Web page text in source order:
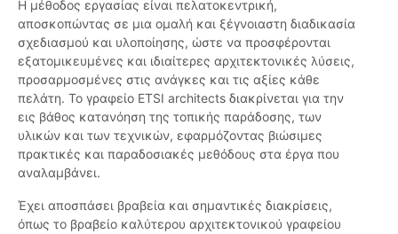
Η μέθοδος εργασίας είναι πελατοκεντρική,
αποσκοπώντας σε μια ομαλή και ξέγνοιαστη διαδικασία
σχεδιασμού και υλοποίησης, ώστε να προσφέρονται
εξατομικευμένες και ιδιαίτερες αρχιτεκτονικές λύσεις,
προσαρμοσμένες στις ανάγκες και τις αξίες κάθε
πελάτη. Το γραφείο ETSI architects διακρίνεται για την
εις βάθος κατανόηση της τοπικής παράδοσης, των
υλικών και των τεχνικών, εφαρμόζοντας βιώσιμες
πρακτικές και παραδοσιακές μεθόδους στα έργα που
αναλαμβάνει.
Έχει αποσπάσει βραβεία και σημαντικές διακρίσεις,
όπως το βραβείο καλύτερου αρχιτεκτονικού γραφείου